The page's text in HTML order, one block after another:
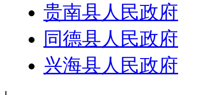
贵南县人民政府
同德县人民政府
兴海县人民政府